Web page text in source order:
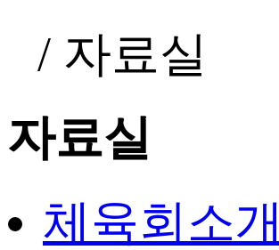
/ 자료실
자료실
체육회소개